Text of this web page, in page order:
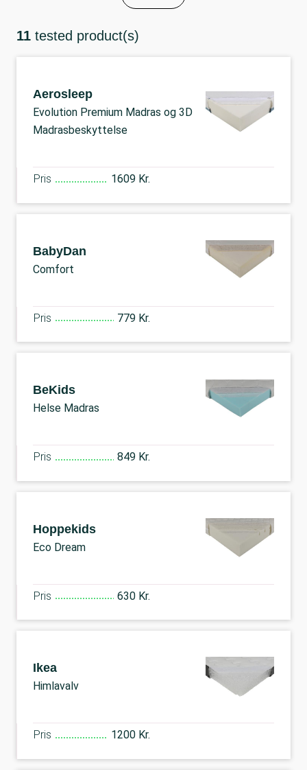
11 tested product(s)
Aerosleep
Evolution Premium Madras og 3D
Madrasbeskyttelse
Pris 1609 Kr.
BabyDan
Comfort
Pris 779 Kr.
BeKids
Helse Madras
Pris 849 Kr.
Hoppekids
Eco Dream
Pris 630 Kr.
Ikea
Himlavalv
Pris 1200 Kr.